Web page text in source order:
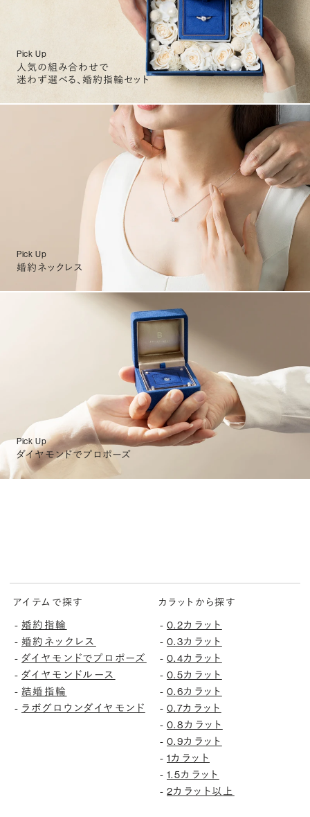
Pick Up
人気の組み合わせで
迷わず選べる、婚約指輪セット
Pick Up
婚約ネックレス
Pick Up
ダイヤモンドでプロポーズ
アイテムで探す
- 婚約指輪
- 婚約ネックレス
- ダイヤモンドでプロポーズ
- ダイヤモンドルース
- 結婚指輪
- ラボグロウンダイヤモンド
カラットから探す
- 0.2カラット
- 0.3カラット
- 0.4カラット
- 0.5カラット
- 0.6カラット
- 0.7カラット
- 0.8カラット
- 0.9カラット
- 1カラット
- 1.5カラット
- 2カラット以上